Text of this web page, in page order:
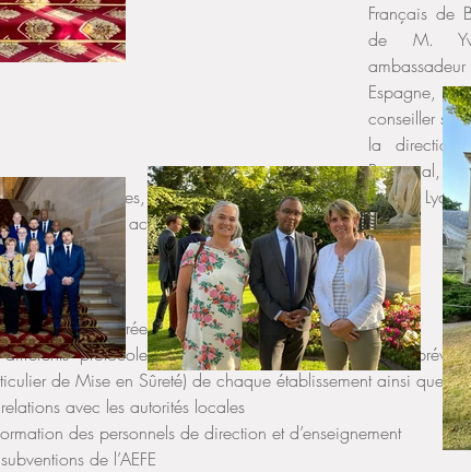
Français de
de M.
Espagne,
conseiller
la direction
M. Kassianides, conseiller culturel et du proviseur du
pour son accueil.
de cette rentrée scolaire, nous avons abordé :
protocoles d’évacuation et de confinement
de Mise en Sûreté) de chaque établissement ainsi que
avec les autorités locales
des personnels de direction et d’enseignement
de l’AEFE